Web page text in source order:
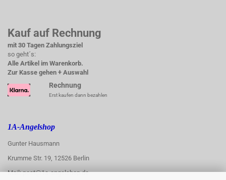
Kauf auf Rechnung
mit 30 Tagen Zahlungsziel
so geht´s:
Alle Artikel im Warenkorb.
Zur Kasse gehen + Auswahl
Rechnung
Erst kaufen dann bezahlen
1A-Angelshop
Gunter Hausmann
Krumme Str. 19, 12526 Berlin
Mail: post@1a-angelshop.de